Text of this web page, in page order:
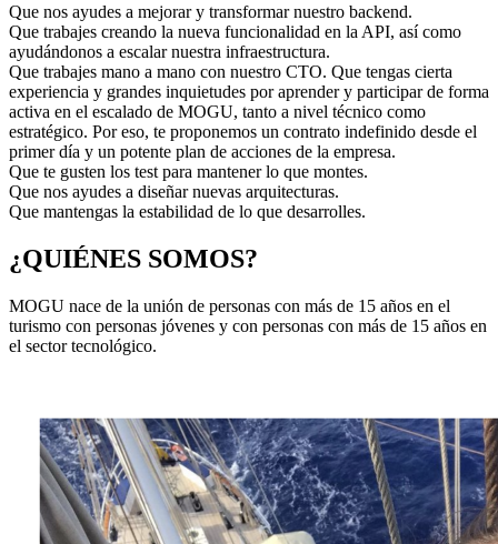
Que nos ayudes a mejorar y transformar nuestro backend.
Que trabajes creando la nueva funcionalidad en la API, así como
ayudándonos a escalar nuestra infraestructura.
Que trabajes mano a mano con nuestro CTO. Que tengas cierta
experiencia y grandes inquietudes por aprender y participar de forma
activa en el escalado de MOGU, tanto a nivel técnico como
estratégico. Por eso, te proponemos un contrato indefinido desde el
primer día y un potente plan de acciones de la empresa.
Que te gusten los test para mantener lo que montes.
Que nos ayudes a diseñar nuevas arquitecturas.
Que mantengas la estabilidad de lo que desarrolles.
¿QUIÉNES SOMOS?
MOGU nace de la unión de personas con más de 15 años en el
turismo con personas jóvenes y con personas con más de 15 años en
el sector tecnológico.